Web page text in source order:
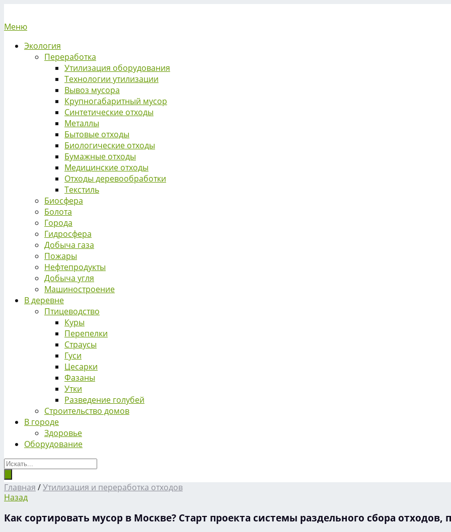
Меню
Экология
Переработка
Утилизация оборудования
Технологии утилизации
Вывоз мусора
Крупногабаритный мусор
Синтетические отходы
Металлы
Бытовые отходы
Биологические отходы
Бумажные отходы
Медицинские отходы
Отходы деревообработки
Текстиль
Биосфера
Болота
Города
Гидросфера
Добыча газа
Пожары
Нефтепродукты
Добыча угля
Машиностроение
В деревне
Птицеводство
Куры
Перепелки
Страусы
Гуси
Цесарки
Фазаны
Утки
Разведение голубей
Строительство домов
В городе
Здоровье
Оборудование
Главная /Утилизация и переработка отходов
Назад
Как сортировать мусор в Москве? Старт проекта системы раздельного сбора